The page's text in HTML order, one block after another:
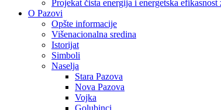
Projekat čista energija i energetska
O Pazovi
Opšte informacije
Višenacionalna sredina
Istorijat
Simboli
Naselja
Stara Pazova
Nova Pazova
Vojka
Golubinci